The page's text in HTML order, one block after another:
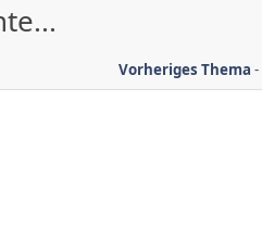
Vorheriges Thema -